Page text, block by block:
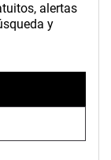
alertas
y